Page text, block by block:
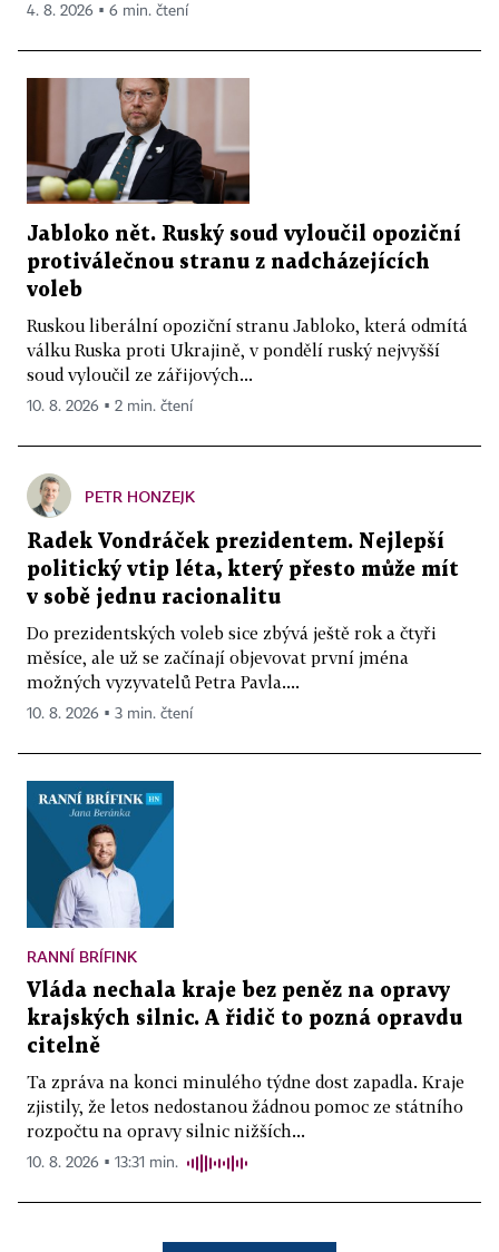
4. 8. 2026 ▪ 6 min. čtení
Jabloko nět. Ruský soud vyloučil opoziční
protiválečnou stranu z nadcházejících
voleb
Ruskou liberální opoziční stranu Jabloko, která odmítá
válku Ruska proti Ukrajině, v pondělí ruský nejvyšší
soud vyloučil ze zářijových...
10. 8. 2026 ▪ 2 min. čtení
PETR HONZEJK
Radek Vondráček prezidentem. Nejlepší
politický vtip léta, který přesto může mít
v sobě jednu racionalitu
Do prezidentských voleb sice zbývá ještě rok a čtyři
měsíce, ale už se začínají objevovat první jména
možných vyzyvatelů Petra Pavla....
10. 8. 2026 ▪ 3 min. čtení
RANNÍ BRÍFINK
Vláda nechala kraje bez peněz na opravy
krajských silnic. A řidič to pozná opravdu
citelně
Ta zpráva na konci minulého týdne dost zapadla. Kraje
zjistily, že letos nedostanou žádnou pomoc ze státního
rozpočtu na opravy silnic nižších...
10. 8. 2026 ▪ 13:31 min.